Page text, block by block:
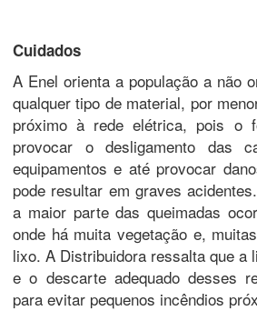
Cuidados
A Enel orienta a população a não
qualquer tipo de material, por
próximo à rede elétrica, pois o
provocar o desligamento das
equipamentos e até provocar
pode resultar em graves
a maior parte das queimadas
onde há muita vegetação e,
lixo. A Distribuidora ressalta que a
e o descarte adequado desses
para evitar pequenos incêndios